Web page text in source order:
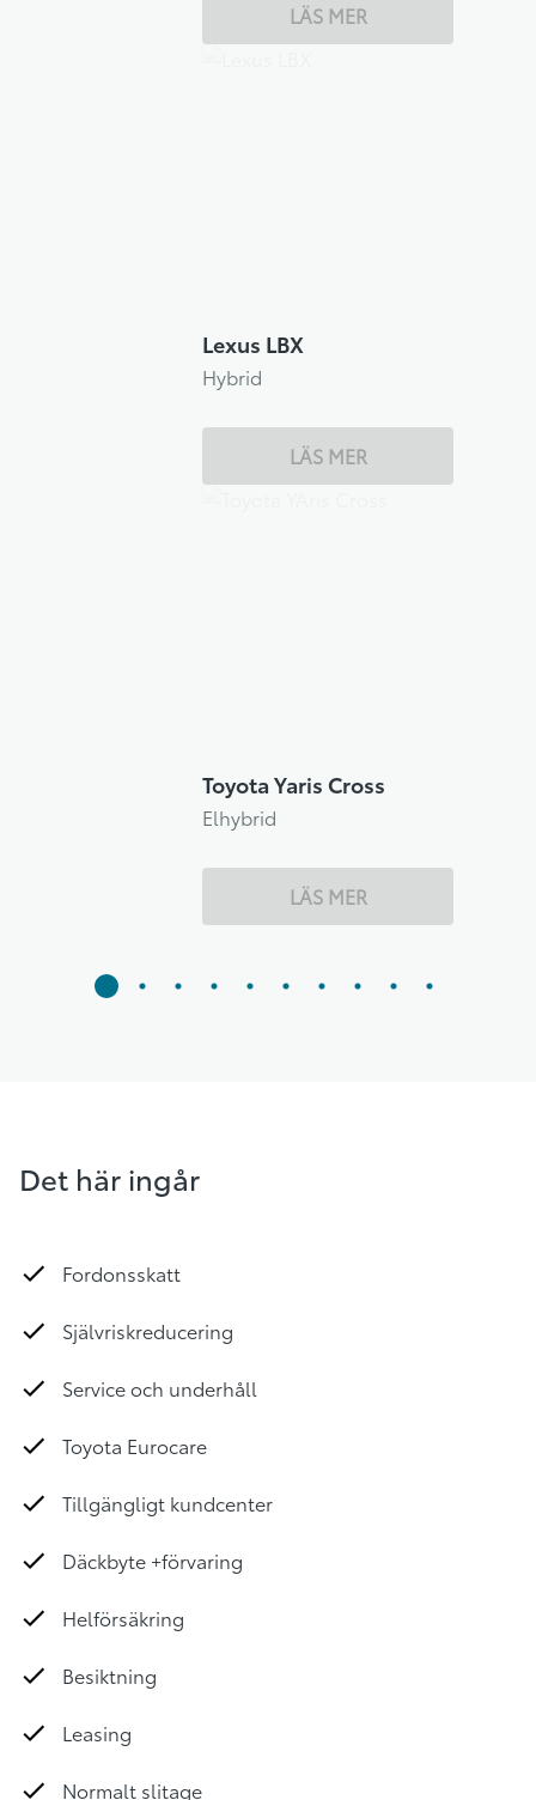
LÄS MER
Lexus LBX
Hybrid
LÄS MER
Toyota Yaris Cross
Elhybrid
LÄS MER
Det här ingår
Fordonsskatt
Självriskreducering
Service och underhåll
Toyota Eurocare
Tillgängligt kundcenter
Däckbyte +förvaring
Helförsäkring
Besiktning
Leasing
Normalt slitage